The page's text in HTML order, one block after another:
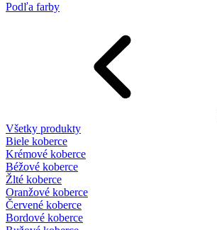
Podľa farby
Všetky produkty
Biele koberce
Krémové koberce
Béžové koberce
Žlté koberce
Oranžové koberce
Červené koberce
Bordové koberce